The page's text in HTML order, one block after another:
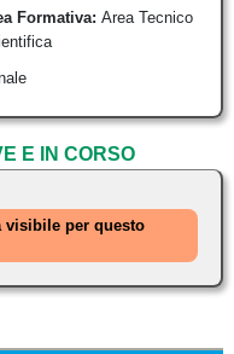
Formativa: Area Tecnico
E IN CORSO
visibile per questo